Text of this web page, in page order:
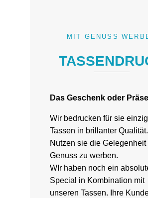
MIT GENUSS
Das Geschenk oder
Wir bedrucken für sie
Tassen in brillanter Qualität.
Nutzen sie die Gelegenheit
Genuss zu werben.
WIr haben noch ein
Special in Kombination mit
unseren Tassen. Ihre